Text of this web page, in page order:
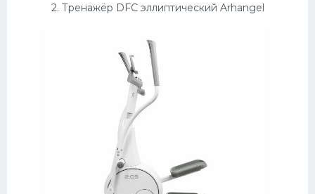
2. Тренажёр DFC эллиптический Arhangel